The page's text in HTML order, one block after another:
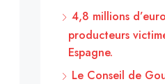
4,8 millions
producteurs
Espagne.
Le Conseil de